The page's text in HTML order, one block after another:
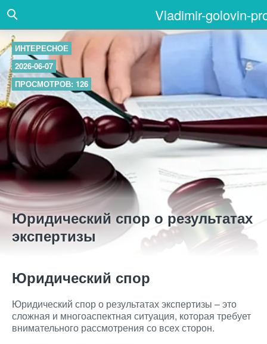
Vladimir-golovin-
ИНТЕРЕСНОЕ
2026-06-07
ПРОСМОТРОВ: 126
Юридический спор о результатах
экспертизы
Юридический спор
Юридический спор о результатах экспертизы – это
сложная и многоаспектная ситуация, которая требует
внимательного рассмотрения со всех сторон.